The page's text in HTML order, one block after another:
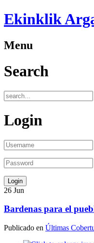
Ekinklik
Menu
Search
Login
26 Jun
Bardenas para el
Publicado en Últimas